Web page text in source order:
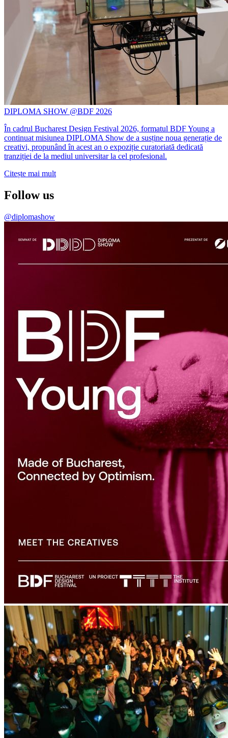
DIPLOMA SHOW @BDF 2026
În cadrul Bucharest Design Festival 2026, formatul BDF Young a
continuat misiunea DIPLOMA Show de a susține noua generație de
creativi, propunând în acest an o expoziție curatoriată dedicată
tranziției de la mediul universitar la cel profesional.
Citește mai mult
Follow us
@diplomashow